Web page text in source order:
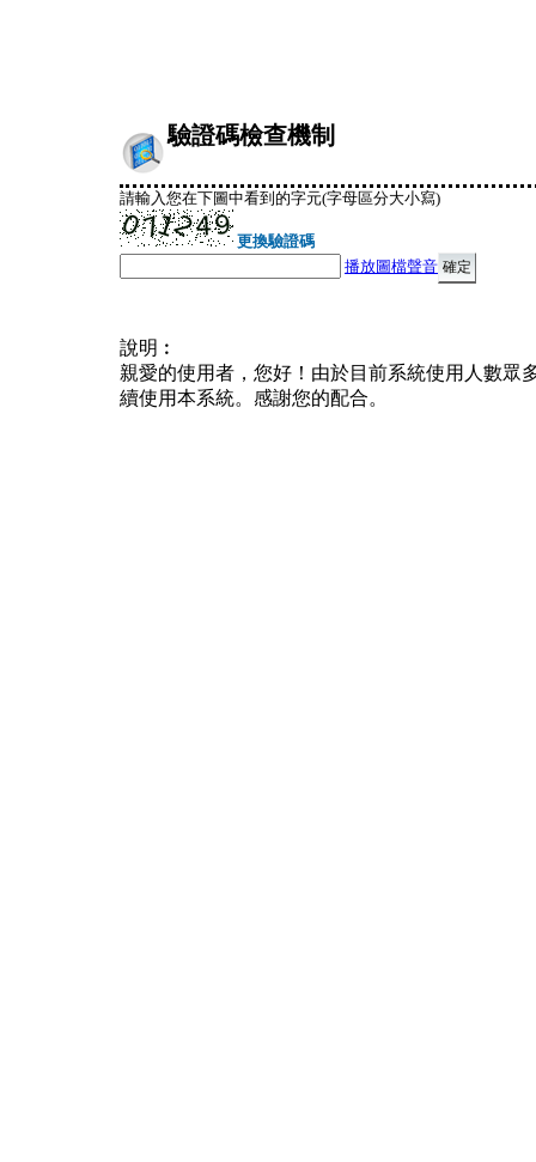
驗證碼檢查機制
請輸入您在下圖中看到的字元(字母區分大小寫)
更換驗證碼
播放圖檔聲音
說明︰
親愛的使用者，您好！由於目前系統使用人數眾
續使用本系統。感謝您的配合。